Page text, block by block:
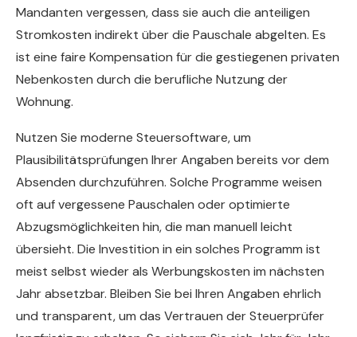
Mandanten vergessen, dass sie auch die anteiligen
Stromkosten indirekt über die Pauschale abgelten. Es
ist eine faire Kompensation für die gestiegenen privaten
Nebenkosten durch die berufliche Nutzung der
Wohnung.
Nutzen Sie moderne Steuersoftware, um
Plausibilitätsprüfungen Ihrer Angaben bereits vor dem
Absenden durchzuführen. Solche Programme weisen
oft auf vergessene Pauschalen oder optimierte
Abzugsmöglichkeiten hin, die man manuell leicht
übersieht. Die Investition in ein solches Programm ist
meist selbst wieder als Werbungskosten im nächsten
Jahr absetzbar. Bleiben Sie bei Ihren Angaben ehrlich
und transparent, um das Vertrauen der Steuerprüfer